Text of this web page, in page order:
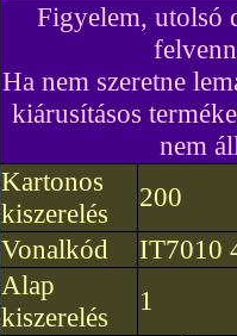
Figyelem, utolsó
Ha nem szeretne
kiárusításos
nem
Kartonos
kiszerelés
200
Vonalkód
IT7010
Alap
kiszerelés
1